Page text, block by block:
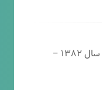
سال ۱۳۸۲ –